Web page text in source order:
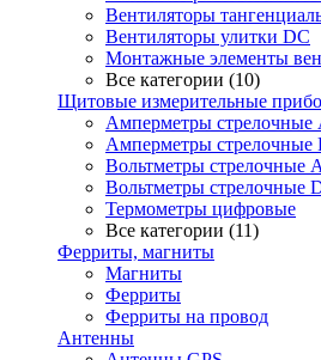
Вентиляторы
Вентиляторы улитки DC
Монтажные элементы
Все категории (10)
Щитовые измерительные
Амперметры стрелочные
Амперметры стрелочные
Вольтметры стрелочные
Вольтметры стрелочные
Термометры цифровые
Все категории (11)
Ферриты, магниты
Магниты
Ферриты
Ферриты на провод
Антенны